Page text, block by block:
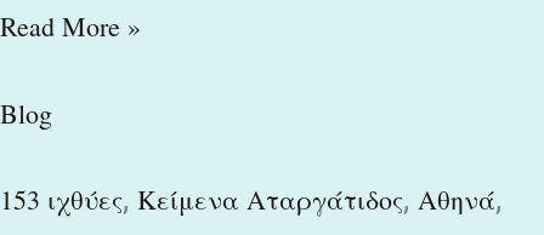
Read More »
Blog
153 ιχθύες, Kείμενα Αταργάτιδος, Αθηνά,